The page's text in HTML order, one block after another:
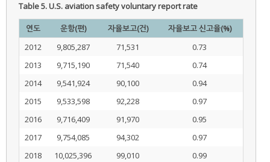
Table 5.U.S. aviation safety voluntary report rate
연도 운항(편) 자율보고(건)
자율보고 신고율(%)
2012
9,805,287 71,531
0.73
2013
9,715,190 71,540
0.74
2014
9,541,924 90,100
0.94
2015
9,533,598 92,228
0.97
2016
9,716,409 91,970
0.95
2017
9,754,085 94,302
0.97
2018
10,025,396 99,010
0.99